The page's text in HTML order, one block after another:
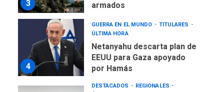
3
armados
4
GUERRA EN EL MUNDO
TITULARES
ÚLTIMA HORA
Netanyahu descarta plan de
EEUU para Gaza apoyado
por Hamás
DESTACADOS
REGIONALES